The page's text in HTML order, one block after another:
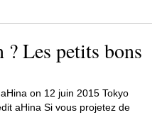
? Les petits bons
on 12 juin 2015 Tokyo
aHina Si vous projetez de